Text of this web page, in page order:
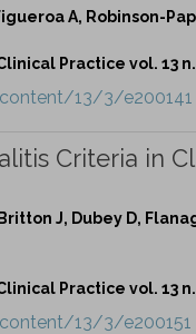
A, Robinson-
Practice vol. 13 n.
13/3/e200141
Criteria in
J, Dubey D,
Practice vol. 13 n.
13/3/e200151